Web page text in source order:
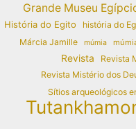
Grande Museu
História do Egito
história do
Márcia Jamille múmia
Revista
Revista
Revista Mistério dos
Sítios arqueológicos